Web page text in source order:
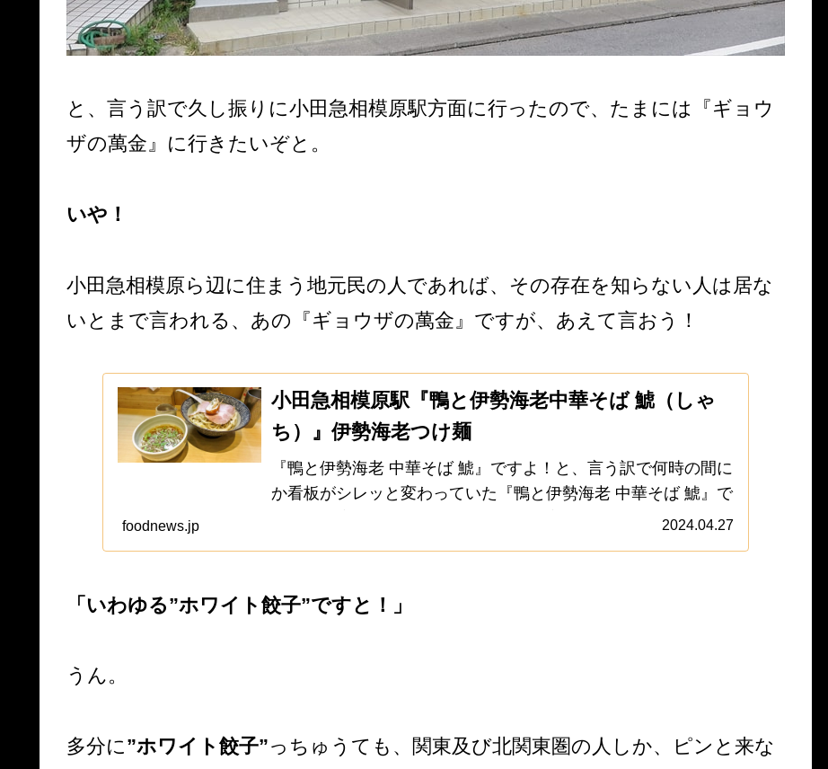
と、言う訳で久し振りに小田急相模原駅方面に行ったので、たまには『ギョウ
ザの萬金』に行きたいぞと。
いや！
小田急相模原ら辺に住まう地元民の人であれば、その存在を知らない人は居な
いとまで言われる、あの『ギョウザの萬金』ですが、あえて言おう！
小田急相模原駅『鴨と伊勢海老中華そば 鯱（しゃ
ち）』伊勢海老つけ麺
『鴨と伊勢海老 中華そば 鯱』ですよ！と、言う訳で何時の間に
か看板がシレッと変わっていた『鴨と伊勢海老 中華そば 鯱』で
すが、一応はメニューもちょこちょこ変わったみたいなので、
foodnews.jp 2024.04.27
「いわゆる”ホワイト餃子”ですと！」
うん。
多分に”ホワイト餃子”っちゅうても、関東及び北関東圏の人しか、ピンと来な